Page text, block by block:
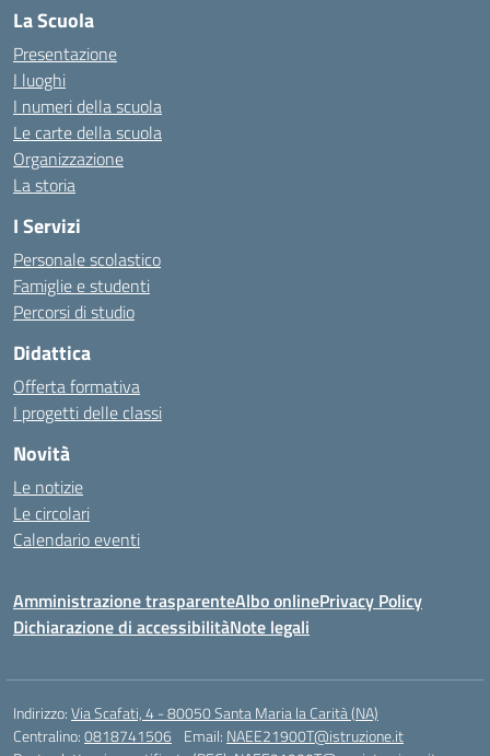
La Scuola
Presentazione
I luoghi
I numeri della scuola
Le carte della scuola
Organizzazione
La storia
I Servizi
Personale scolastico
Famiglie e studenti
Percorsi di studio
Didattica
Offerta formativa
I progetti delle classi
Novità
Le notizie
Le circolari
Calendario eventi
Amministrazione trasparenteAlbo onlinePrivacy Policy
Dichiarazione di accessibilitàNote legali
Indirizzo:Via Scafati, 4 - 80050 Santa Maria la Carità (NA)
Centralino:0818741506 Email: NAEE21900T@istruzione.it